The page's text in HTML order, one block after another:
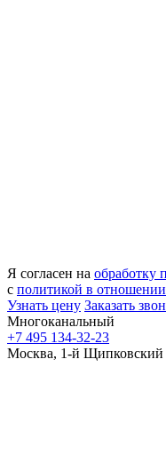
Я согласен на обработку
с политикой в
Узнать цену Заказать
Многоканальный
+7 495 134-32-23
Москва, 1-й Щипковский